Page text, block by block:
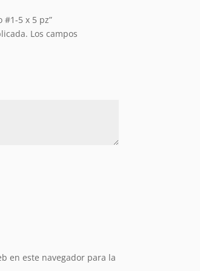
5 x 5 pz”
Los campos
en este navegador para la